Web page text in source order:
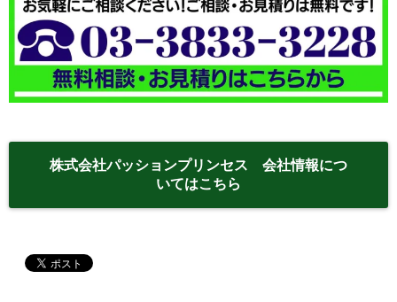
株式会社パッションプリンセス 会社情報につ
いてはこちら